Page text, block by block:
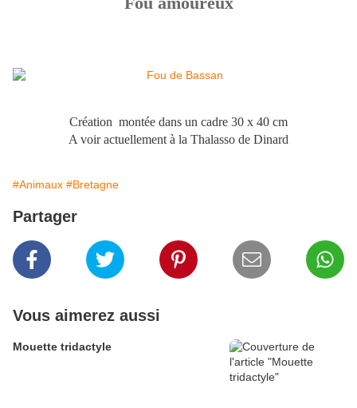
Création montée dans un cadre 30 x 40 cm
A voir actuellement à la Thalasso de Dinard
#Animaux #Bretagne
Partager
Vous aimerez aussi
Mouette tridactyle